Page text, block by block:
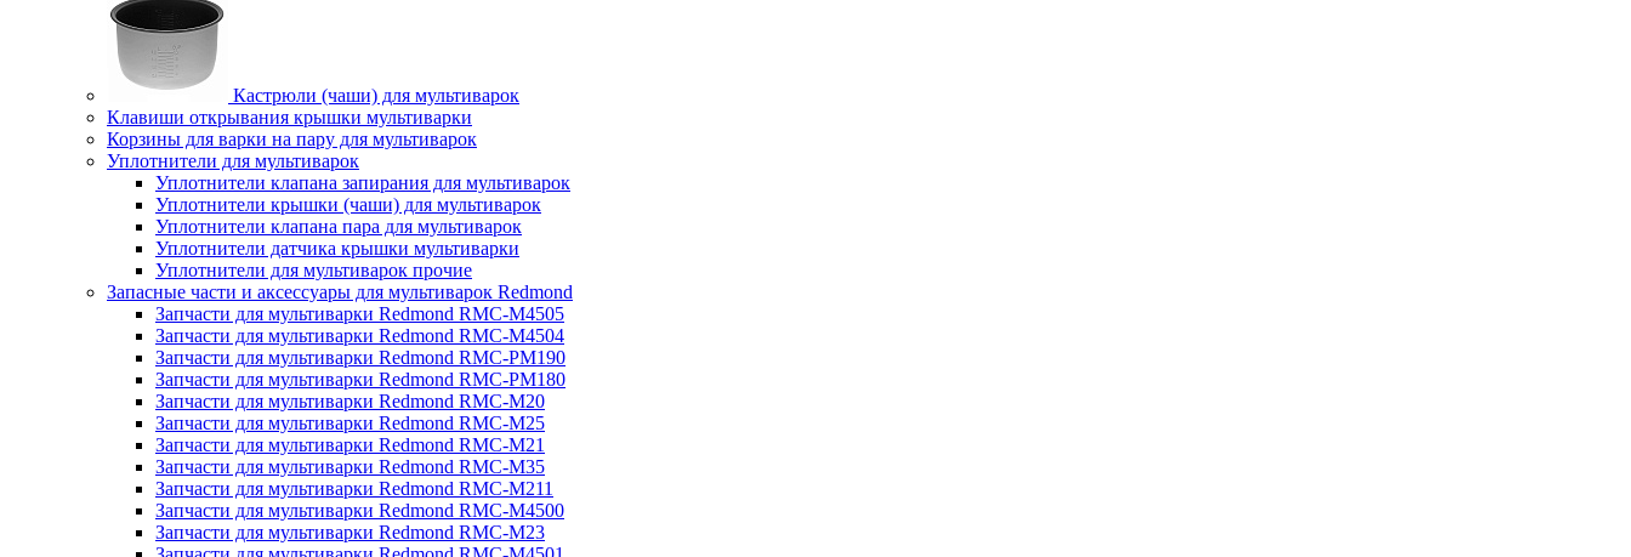
Кастрюли (чаши) для мультиварок
Клавиши открывания крышки мультиварки
Корзины для варки на пару для мультиварок
Уплотнители для мультиварок
Уплотнители клапана запирания для мультиварок
Уплотнители крышки (чаши) для мультиварок
Уплотнители клапана пара для мультиварок
Уплотнители датчика крышки мультиварки
Уплотнители для мультиварок прочие
Запасные части и аксессуары для мультиварок Redmond
Запчасти для мультиварки Redmond RMC-M4505
Запчасти для мультиварки Redmond RMC-M4504
Запчасти для мультиварки Redmond RMC-PM190
Запчасти для мультиварки Redmond RMC-PM180
Запчасти для мультиварки Redmond RMC-M20
Запчасти для мультиварки Redmond RMC-M25
Запчасти для мультиварки Redmond RMC-M21
Запчасти для мультиварки Redmond RMC-M35
Запчасти для мультиварки Redmond RMC-M211
Запчасти для мультиварки Redmond RMC-M4500
Запчасти для мультиварки Redmond RMC-M23